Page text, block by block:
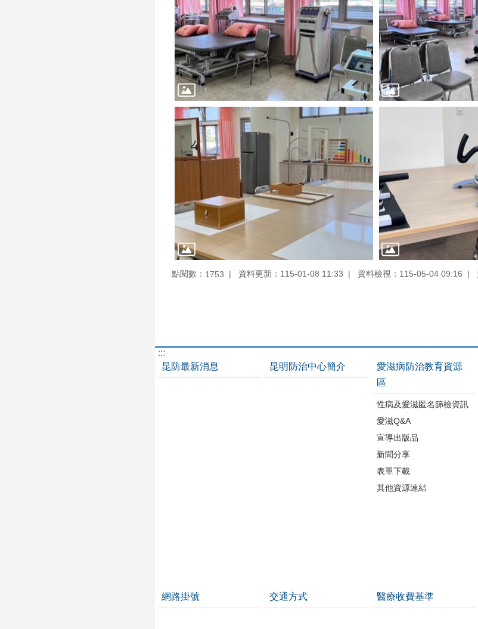
點閱數： 1753 資料更新：115-01-08 11:33 資料檢視：115-05-04 09:16
:::
昆防最新消息
昆明防治中心簡介
愛滋病防治教育資源
區
性病及愛滋匿名篩檢資訊
愛滋Q&A
宣導出版品
新聞分享
表單下載
其他資源連結
網路掛號 交通方式 醫療收費基準